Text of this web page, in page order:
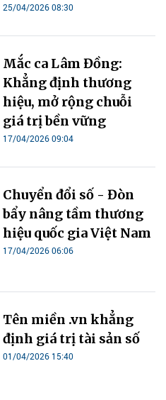
25/04/2026 08:30
Mắc ca Lâm Đồng:
Khẳng định thương
hiệu, mở rộng chuỗi
giá trị bền vững
17/04/2026 09:04
Chuyển đổi số - Đòn
bẩy nâng tầm thương
hiệu quốc gia Việt Nam
17/04/2026 06:06
Tên miền .vn khẳng
định giá trị tài sản số
01/04/2026 15:40